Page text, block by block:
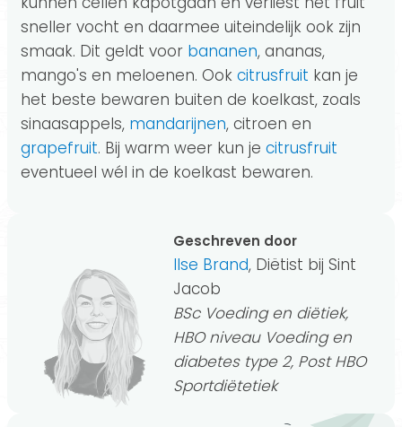
sneller vocht en daarmee uiteindelijk ook zijn
smaak. Dit geldt voor bananen, ananas,
mango's en meloenen. Ook citrusfruit kan je
het beste bewaren buiten de koelkast, zoals
sinaasappels, mandarijnen, citroen en
grapefruit. Bij warm weer kun je citrusfruit
eventueel wél in de koelkast bewaren.
Geschreven door
Ilse Brand, Diëtist bij Sint
Jacob
BSc Voeding en diëtiek,
HBO niveau Voeding en
diabetes type 2, Post HBO
Sportdiëtetiek